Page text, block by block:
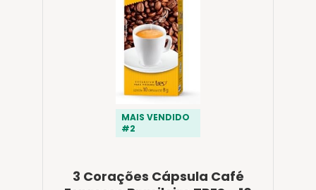
MAIS VENDIDO
#2
3 Corações Cápsula Café